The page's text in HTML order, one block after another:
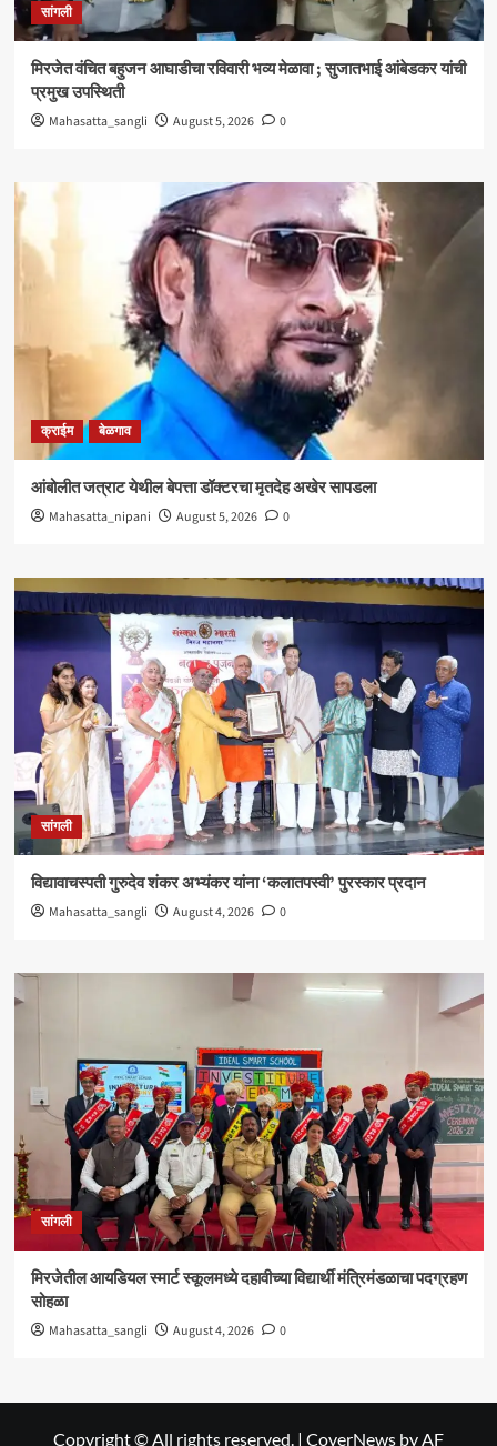
सांगली
मिरजेत वंचित बहुजन आघाडीचा रविवारी भव्य मेळावा ; सुजातभाई आंबेडकर यांची
प्रमुख उपस्थिती
Mahasatta_sangli August 5, 2026 0
क्राईम बेळगाव
आंबोलीत जत्राट येथील बेपत्ता डॉक्टरचा मृतदेह अखेर सापडला
Mahasatta_nipani August 5, 2026 0
सांगली
विद्यावाचस्पती गुरुदेव शंकर अभ्यंकर यांना ‘कलातपस्वी’ पुरस्कार प्रदान
Mahasatta_sangli August 4, 2026 0
सांगली
मिरजेतील आयडियल स्मार्ट स्कूलमध्ये दहावीच्या विद्यार्थी मंत्रिमंडळाचा पदग्रहण
सोहळा
Mahasatta_sangli August 4, 2026 0
Copyright © All rights reserved. | CoverNews by AF